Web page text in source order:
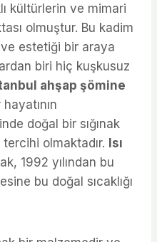
kültürlerin ve mimari
olmuştur. Bu kadim
ve estetiği bir araya
biri hiç kuşkusuz
ahşap şömine
doğal bir sığınak
olmaktadır. Isı
1992 yılından bu
bu doğal sıcaklığı